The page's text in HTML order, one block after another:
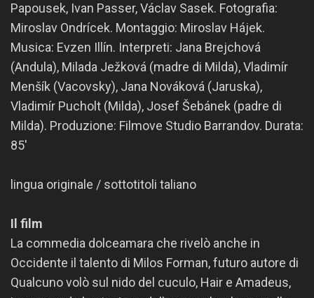
Papousek, Ivan Passer, Václav Sasek. Fotografia:
Miroslav Ondrícek. Montaggio: Miroslav Hájek.
Musica: Evzen Illín. Interpreti: Jana Brejchová
(Andula), Milada Ježková (madre di Milda), Vladimír
Menšík (Vacovsky), Jana Nováková (Jaruska),
Vladimír Pucholt (Milda), Josef Šebánek (padre di
Milda). Produzione: Filmove Studio Barrandov. Durata:
85′
lingua originale / sottotitoli taliano
Il film
La commedia dolceamara che rivelò anche in
Occidente il talento di Milos Forman, futuro autore di
Qualcuno volò sul nido del cuculo, Hair e Amadeus,